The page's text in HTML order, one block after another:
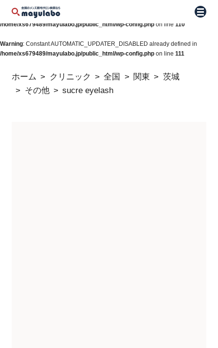
Warning: Constant WP_AUTO_UPDATE_CORE already defined in
/home/xs679489/mayulabo.jp/public_html/wp-config.php on line 110
Warning: Constant AUTOMATIC_UPDATER_DISABLED already defined in
/home/xs679489/mayulabo.jp/public_html/wp-config.php on line 111
メニ
ホーム クリニック 全国 関東
茨城
その他
sucre eyelash